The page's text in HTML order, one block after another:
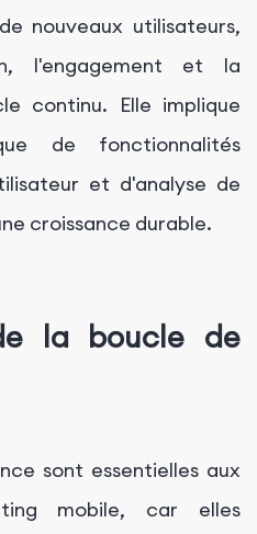
nouveaux utilisateurs,
l'engagement et la
continu. Elle implique
de fonctionnalités
et d'analyse de
croissance durable.
la boucle de
sont essentielles aux
mobile, car elles